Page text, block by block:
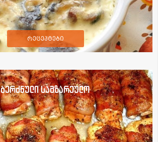
რეცეპტები
ბერძნული სამზარეულო